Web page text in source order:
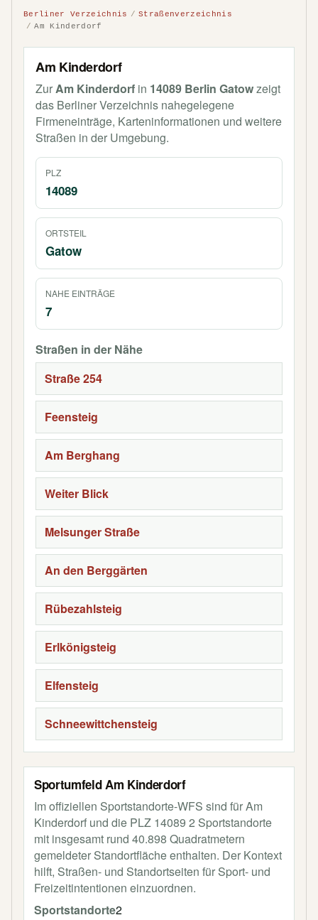
Berliner Verzeichnis
Straßenverzeichnis
Am Kinderdorf
Am Kinderdorf
ZurAm Kinderdorf in 14089 Berlin Gatowzeigt
das Berliner Verzeichnis nahegelegene
Firmeneinträge, Karteninformationen und weitere
Straßen in der Umgebung.
PLZ
14089
ORTSTEIL
Gatow
NAHE EINTRÄGE
7
Straßen in der Nähe
Straße 254
Feensteig
Am Berghang
Weiter Blick
Melsunger Straße
An den Berggärten
Rübezahlsteig
Erlkönigsteig
Elfensteig
Schneewittchensteig
Sportumfeld Am Kinderdorf
Im offiziellen Sportstandorte-WFS sind für Am
Kinderdorf und die PLZ 14089 2 Sportstandorte
mit insgesamt rund 40.898 Quadratmetern
gemeldeter Standortfläche enthalten. Der Kontext
hilft, Straßen- und Standortseiten für Sport- und
Freizeitintentionen einzuordnen.
Sportstandorte2